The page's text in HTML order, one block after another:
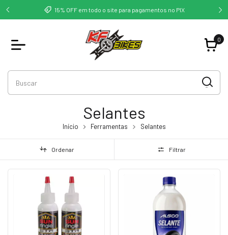
- 15% OFF em todo o site para pagamentos no PIX
0
Selantes
Início Ferramentas Selantes
Ordenar Filtrar